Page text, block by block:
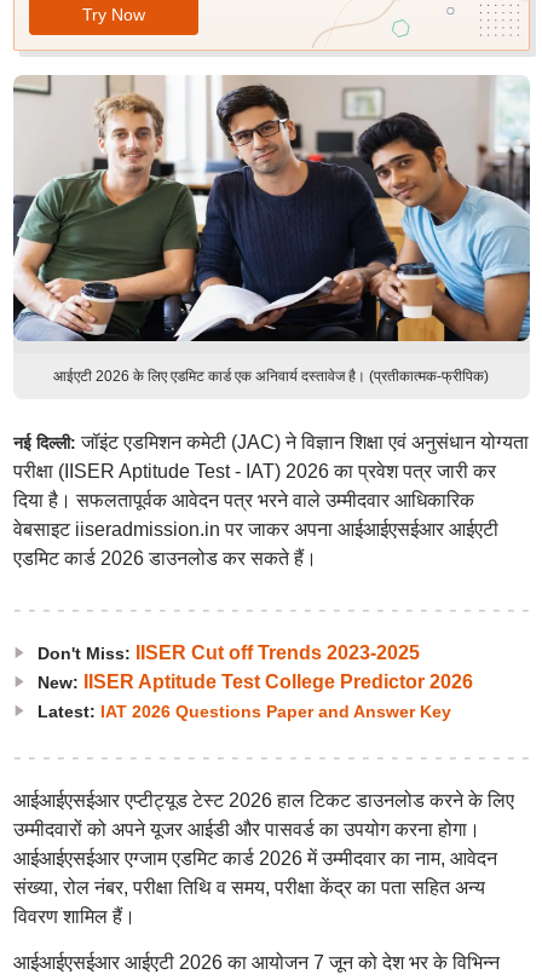
Try Now
आईएटी 2026 के लिए एडमिट कार्ड एक अनिवार्य दस्तावेज है। (प्रतीकात्मक-फ्रीपिक)
नई दिल्ली: जॉइंट एडमिशन कमेटी (JAC) ने विज्ञान शिक्षा एवं अनुसंधान योग्यता
परीक्षा (IISER Aptitude Test - IAT) 2026 का प्रवेश पत्र जारी कर
दिया है। सफलतापूर्वक आवेदन पत्र भरने वाले उम्मीदवार आधिकारिक
वेबसाइट iiseradmission.in पर जाकर अपना आईआईएसईआर आईएटी
एडमिट कार्ड 2026 डाउनलोड कर सकते हैं।
Don't Miss: IISER Cut off Trends 2023-2025
New: IISER Aptitude Test College Predictor 2026
Latest: IAT 2026 Questions Paper and Answer Key
आईआईएसईआर एप्टीट्यूड टेस्ट 2026 हाल टिकट डाउनलोड करने के लिए
उम्मीदवारों को अपने यूजर आईडी और पासवर्ड का उपयोग करना होगा।
आईआईएसईआर एग्जाम एडमिट कार्ड 2026 में उम्मीदवार का नाम, आवेदन
संख्या, रोल नंबर, परीक्षा तिथि व समय, परीक्षा केंद्र का पता सहित अन्य
विवरण शामिल हैं।
आईआईएसईआर आईएटी 2026 का आयोजन 7 जून को देश भर के विभिन्न